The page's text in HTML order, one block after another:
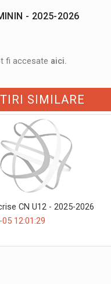
- 2025-2026
fi accesate aici.
SIMILARE
CN U12 - 2025-2026
12:01:29